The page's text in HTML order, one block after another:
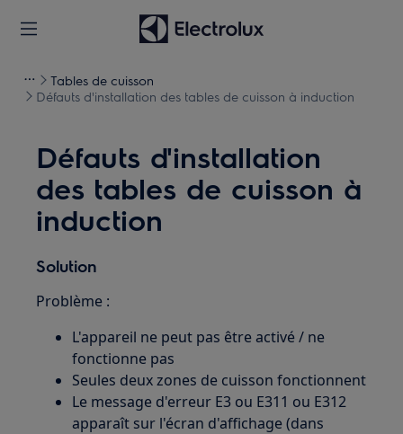
Tables de cuisson
Défauts d'installation des tables de cuisson à induction
Défauts d'installation
des tables de cuisson à
induction
Solution
Problème :
L'appareil ne peut pas être activé / ne
fonctionne pas
Seules deux zones de cuisson fonctionnent
Le message d'erreur E3 ou E311 ou E312
apparaît sur l'écran d'affichage (dans